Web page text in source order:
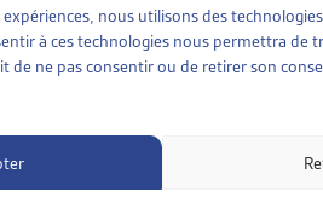
nous utilisons des
à ces technologies nous permettra
de ne pas consentir ou de retirer son
suffisent déjà à ordonner une